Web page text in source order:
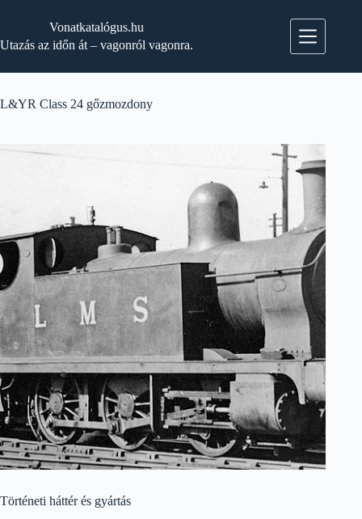
Vonatkatalógus.hu
Utazás az időn át – vagonról vagonra.
L&YR Class 24 gőzmozdony
Történeti háttér és gyártás